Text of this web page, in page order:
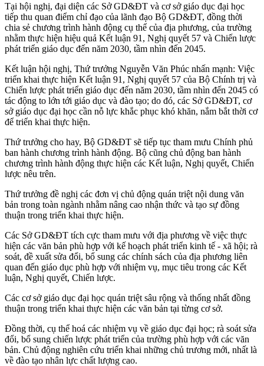
Tại hội nghị, đại diện các Sở GD&ĐT và cơ sở giáo dục đại học
tiếp thu quan điểm chỉ đạo của lãnh đạo Bộ GD&ĐT, đồng thời
chia sẻ chương trình hành động cụ thể của địa phương, của trường
nhằm thực hiện hiệu quả Kết luận 91, Nghị quyết 57 và Chiến lược
phát triển giáo dục đến năm 2030, tầm nhìn đến 2045.
Kết luận hội nghị, Thứ trưởng Nguyễn Văn Phúc nhấn mạnh: Việc
triển khai thực hiện Kết luận 91, Nghị quyết 57 của Bộ Chính trị và
Chiến lược phát triển giáo dục đến năm 2030, tầm nhìn đến 2045 có
tác động to lớn tới giáo dục và đào tạo; do đó, các Sở GD&ĐT, cơ
sở giáo dục đại học cần nỗ lực khắc phục khó khăn, nắm bắt thời cơ
để triển khai thực hiện.
Thứ trưởng cho hay, Bộ GD&ĐT sẽ tiếp tục tham mưu Chính phủ
ban hành chương trình hành động. Bộ cũng chủ động ban hành
chương trình hành động thực hiện các Kết luận, Nghị quyết, Chiến
lược nêu trên.
Thứ trưởng đề nghị các đơn vị chủ động quán triệt nội dung văn
bản trong toàn ngành nhằm nâng cao nhận thức và tạo sự đồng
thuận trong triển khai thực hiện.
Các Sở GD&ĐT tích cực tham mưu với địa phương về việc thực
hiện các văn bản phù hợp với kế hoạch phát triển kinh tế - xã hội; rà
soát, đề xuất sửa đổi, bổ sung các chính sách của địa phương liên
quan đến giáo dục phù hợp với nhiệm vụ, mục tiêu trong các Kết
luận, Nghị quyết, Chiến lược.
Các cơ sở giáo dục đại học quán triệt sâu rộng và thống nhất đồng
thuận trong triển khai thực hiện các văn bản tại từng cơ sở.
Đồng thời, cụ thể hoá các nhiệm vụ về giáo dục đại học; rà soát sửa
đổi, bổ sung chiến lược phát triển của trường phù hợp với các văn
bản. Chủ động nghiên cứu triển khai những chủ trương mới, nhất là
về đào tạo nhân lực chất lượng cao.